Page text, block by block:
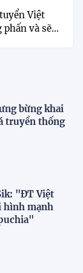
Việt
và sẽ...
bừng khai
truyền thống
"ĐT Việt
hình mạnh